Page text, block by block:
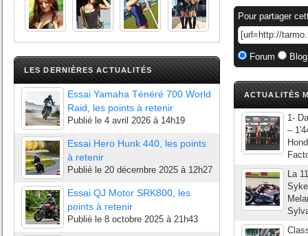
LES DERNIÈRES ACTUALITÉS
Essai Yamaha Ténéré 700 World
Raid, les points à retenir
Publié le 4 avril 2026 à 14h19
Essai Hero Hunk 440, les points
à retenir
Publié le 20 décembre 2025 à 12h27
Essai QJ Motor SRK800, les
points à retenir
Publié le 8 octobre 2025 à 21h43
Pour partager
Forum
ACTUALITÉS
1-
–
La